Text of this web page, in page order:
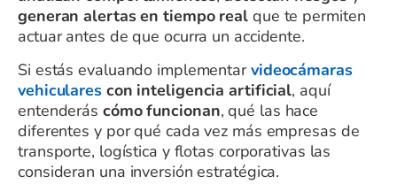
generan alertas en tiempo real que te permiten
actuar antes de que ocurra un accidente.
Si estás evaluando implementarvideocámaras
vehicularescon inteligencia artificial, aquí
entenderás cómo funcionan, qué las hace
diferentes y por qué cada vez más empresas de
transporte, logística y flotas corporativas las
consideran una inversión estratégica.